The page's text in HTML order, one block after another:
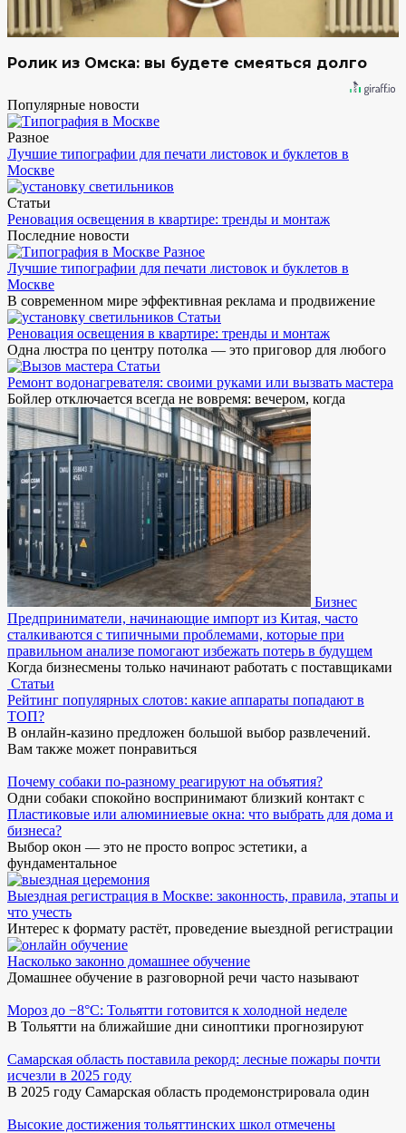
Ролик из Омска: вы будете смеяться долго
Популярные новости
Разное
Лучшие типографии для печати листовок и буклетов в
Москве
Статьи
Реновация освещения в квартире: тренды и монтаж
Последние новости
Разное
Лучшие типографии для печати листовок и буклетов в
Москве
В современном мире эффективная реклама и продвижение
Статьи
Реновация освещения в квартире: тренды и монтаж
Одна люстра по центру потолка — это приговор для любого
Статьи
Ремонт водонагревателя: своими руками или вызвать мастера
Бойлер отключается всегда не вовремя: вечером, когда
Бизнес
Предприниматели, начинающие импорт из Китая, часто
сталкиваются с типичными проблемами, которые при
правильном анализе помогают избежать потерь в будущем
Когда бизнесмены только начинают работать с поставщиками
Статьи
Рейтинг популярных слотов: какие аппараты попадают в
ТОП?
В онлайн-казино предложен большой выбор развлечений.
Вам также может понравиться
Почему собаки по-разному реагируют на объятия?
Одни собаки спокойно воспринимают близкий контакт с
Пластиковые или алюминиевые окна: что выбрать для дома и
бизнеса?
Выбор окон — это не просто вопрос эстетики, а
фундаментальное
Выездная регистрация в Москве: законность, правила, этапы и
что учесть
Интерес к формату растёт, проведение выездной регистрации
Насколько законно домашнее обучение
Домашнее обучение в разговорной речи часто называют
Мороз до −8°C: Тольятти готовится к холодной неделе
В Тольятти на ближайшие дни синоптики прогнозируют
Самарская область поставила рекорд: лесные пожары почти
исчезли в 2025 году
В 2025 году Самарская область продемонстрировала один
Высокие достижения тольяттинских школ отмечены